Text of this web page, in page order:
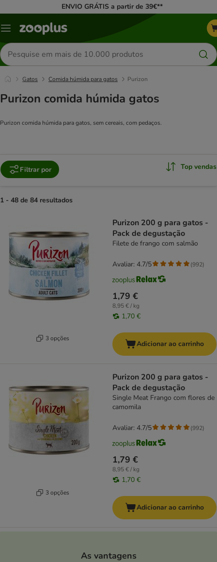
ENVIO GRÁTIS a partir de 39€**
Menu
Pesquisar
produtos
Gatos Comida húmida para gatos Purizon
Purizon comida húmida gatos
Purizon comida húmida para gatos, sem cereais, com pedaços.
Filtrar por Top vendas
1 - 48 de 84 resultados
3 opções
Purizon 200 g para gatos -
Pack de degustação
Filete de frango com salmão
1,79 €
8,95 € / kg
1,70 €
Avaliar: 4.7/5 (992)
Adicionar ao carrinho
3 opções
Purizon 200 g para gatos -
Pack de degustação
Single Meat Frango com flores de
camomila
1,79 €
8,95 € / kg
1,70 €
Avaliar: 4.7/5 (992)
Adicionar ao carrinho
As vantagens